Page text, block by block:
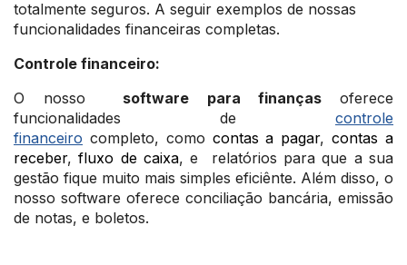
totalmente seguros. A seguir exemplos de nossas
funcionalidades financeiras completas.
Controle financeiro:
O nosso software para finanças oferece
funcionalidades de controle
financeiro completo, como contas a pagar,contas a
receber,fluxo de caixa, e relatórios para que a sua
gestão fique muito mais simples eficiênte. Além disso, o
nosso software oferece conciliação bancária, emissão
de notas, e boletos.